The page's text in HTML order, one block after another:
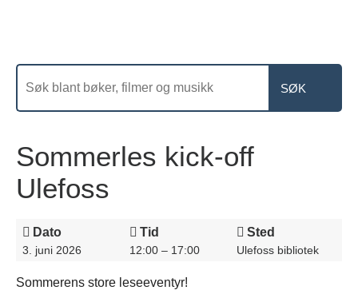
Sommerles kick-off
Ulefoss
Dato
3. juni 2026
Tid
12:00 – 17:00
Sted
Ulefoss bibliotek
Sommerens store leseeventyr!